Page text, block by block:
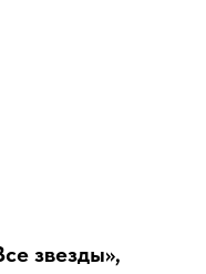
звезды»,